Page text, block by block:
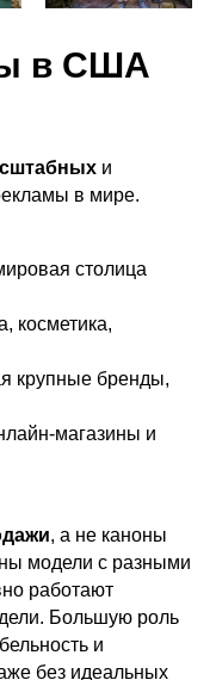
в США
и
в мире.
столица
косметика,
крупные бренды,
магазины и
, а не каноны
модели с разными
работают
Большую роль
и
без идеальных